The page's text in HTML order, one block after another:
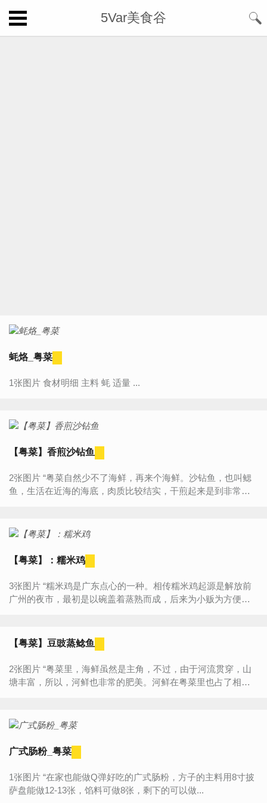
5Var美食谷
蚝烙_粤菜
1张图片 食材明细 主料 蚝 适量 ...
【粤菜】香煎沙钻鱼
2张图片 “粤菜自然少不了海鲜，再来个海鲜。沙钻鱼，也叫鳃
鱼，生活在近海的海底，肉质比较结实，干煎起来是到非常好
【粤菜】：糯米鸡
3张图片 “糯米鸡是广东点心的一种。相传糯米鸡起源是解放前
广州的夜市，最初是以碗盖着蒸熟而成，后来为小贩为方便肩
【粤菜】豆豉蒸鲶鱼
2张图片 “粤菜里，海鲜虽然是主角，不过，由于河流贯穿，山
塘丰富，所以，河鲜也非常的肥美。河鲜在粤菜里也占了相当
广式肠粉_粤菜
1张图片 “在家也能做Q弹好吃的广式肠粉，方子的主料用8寸披
萨盘能做12-13张，馅料可做8张，剩下的可以做...